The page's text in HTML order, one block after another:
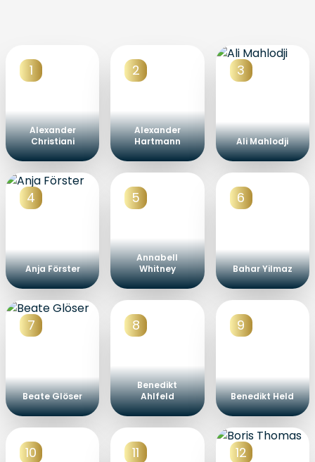
1
Alexander
Christiani
2
Alexander
Hartmann
3
Ali Mahlodji
4
Anja Förster
5
Annabell
Whitney
6
Bahar Yilmaz
7
Beate Glöser
8
Benedikt
Ahlfeld
9
Benedikt Held
10 11 12